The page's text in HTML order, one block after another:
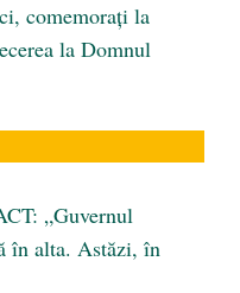
comemorați la
la Domnul
„Guvernul
în alta. Astăzi, în